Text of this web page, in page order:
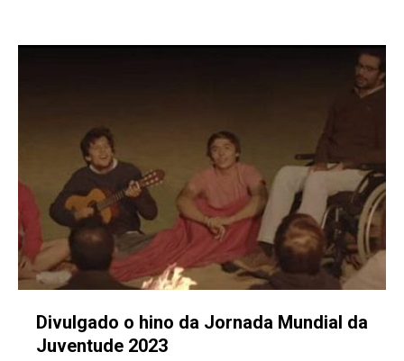
Divulgado o hino da Jornada Mundial da
Juventude 2023